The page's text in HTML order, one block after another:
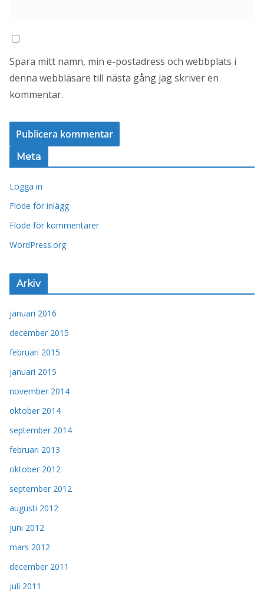
Spara mitt namn, min e-postadress och webbplats i
denna webbläsare till nästa gång jag skriver en
kommentar.
Meta
Logga in
Flöde för inlägg
Flöde för kommentarer
WordPress.org
Arkiv
januari 2016
december 2015
februari 2015
januari 2015
november 2014
oktober 2014
september 2014
februari 2013
oktober 2012
september 2012
augusti 2012
juni 2012
mars 2012
december 2011
juli 2011